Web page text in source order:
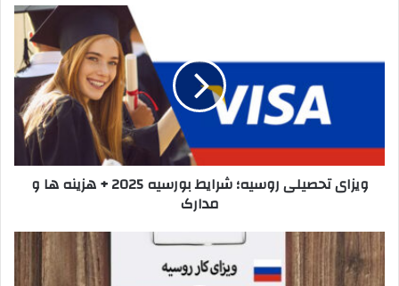
هزینه
ها
ویزای تحصیلی روسیه؛ شرایط بورسیه 2025 + هزینه ها و
مدارک
کاری
روسیه